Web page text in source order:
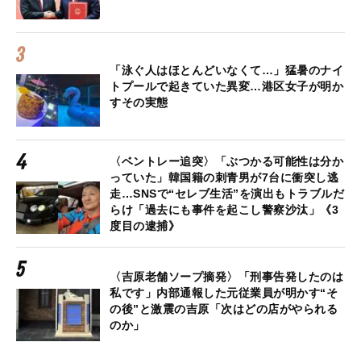
「泳ぐ人はほとんどいなくて…」猛暑のナイ
トプールで起きていた異変…港区女子が明か
すその実態
〈ベントレー追突〉「ぶつかる可能性は分か
っていた」韓国籍の刺青男が7台に衝突し逃
走…SNSで“セレブ生活”を演出もトラブルだ
らけ「過去にも事件を起こし警察沙汰」《3
度目の逮捕》
〈吉原老舗ソープ摘発〉「刑事告発したのは
私です」内部通報した元従業員が明かす“そ
の後”と激震の吉原「次はどの店がやられる
のか」